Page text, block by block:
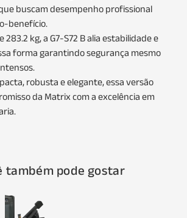
buscam desempenho profissional
benefício.
283.2 kg, a G7-S72 B alia estabilidade e
forma garantindo segurança mesmo
robusta e elegante, essa versão
da Matrix com a excelência em
também pode gostar